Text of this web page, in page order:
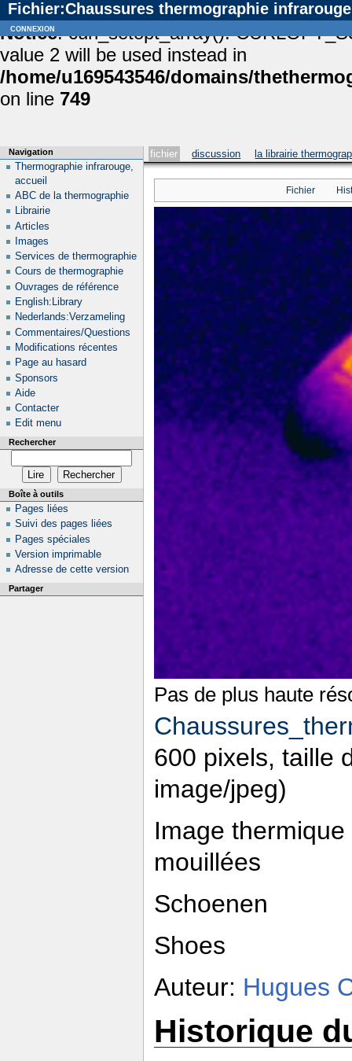
Notice: curl_setopt_array():
value 2 will be used instead in
/home/u169543546/domains/
on line 749
Fichier:Chaussures thermographie
fichier discussion la librairie
Fichier
Pas de plus haute
600 pixels, taille
image/jpeg)
Image
mouillées
Schoenen
Shoes
Auteur: Hugues
Historique
Navigation
Thermographie infrarouge,
accueil
ABC de la thermographie
Librairie
Articles
Images
Services de thermographie
Cours de thermographie
Ouvrages de référence
English:Library
Nederlands:Verzameling
Commentaires/Questions
Modifications récentes
Page au hasard
Sponsors
Aide
Contacter
Edit menu
Rechercher
Boîte à outils
Pages liées
Suivi des pages liées
Pages spéciales
Version imprimable
Adresse de cette version
Partager
connexion